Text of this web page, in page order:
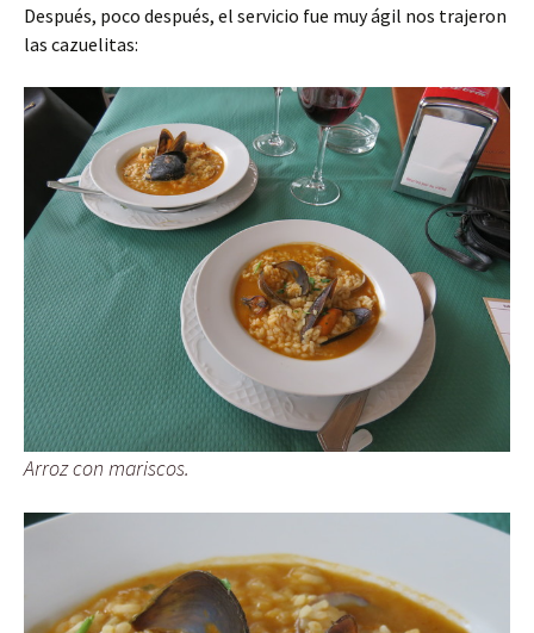
Después, poco después, el servicio fue muy ágil nos trajeron
las cazuelitas:
Arroz con mariscos.